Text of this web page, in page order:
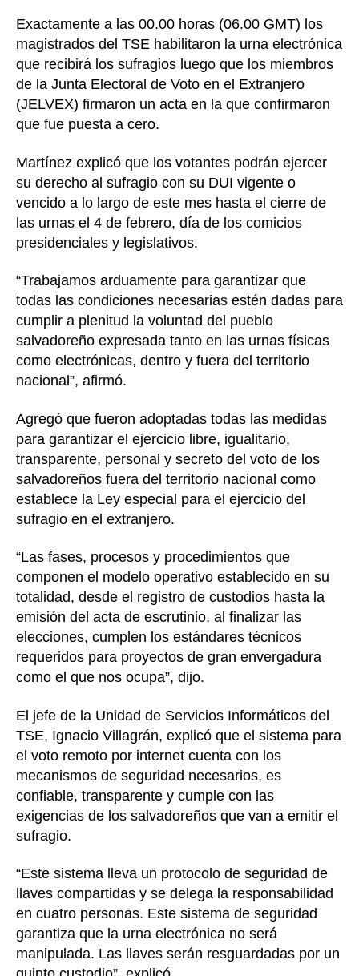
Exactamente a las 00.00 horas (06.00 GMT) los
magistrados del TSE habilitaron la urna electrónica
que recibirá los sufragios luego que los miembros
de la Junta Electoral de Voto en el Extranjero
(JELVEX) firmaron un acta en la que confirmaron
que fue puesta a cero.
Martínez explicó que los votantes podrán ejercer
su derecho al sufragio con su DUI vigente o
vencido a lo largo de este mes hasta el cierre de
las urnas el 4 de febrero, día de los comicios
presidenciales y legislativos.
“Trabajamos arduamente para garantizar que
todas las condiciones necesarias estén dadas para
cumplir a plenitud la voluntad del pueblo
salvadoreño expresada tanto en las urnas físicas
como electrónicas, dentro y fuera del territorio
nacional”, afirmó.
Agregó que fueron adoptadas todas las medidas
para garantizar el ejercicio libre, igualitario,
transparente, personal y secreto del voto de los
salvadoreños fuera del territorio nacional como
establece la Ley especial para el ejercicio del
sufragio en el extranjero.
“Las fases, procesos y procedimientos que
componen el modelo operativo establecido en su
totalidad, desde el registro de custodios hasta la
emisión del acta de escrutinio, al finalizar las
elecciones, cumplen los estándares técnicos
requeridos para proyectos de gran envergadura
como el que nos ocupa”, dijo.
El jefe de la Unidad de Servicios Informáticos del
TSE, Ignacio Villagrán, explicó que el sistema para
el voto remoto por internet cuenta con los
mecanismos de seguridad necesarios, es
confiable, transparente y cumple con las
exigencias de los salvadoreños que van a emitir el
sufragio.
“Este sistema lleva un protocolo de seguridad de
llaves compartidas y se delega la responsabilidad
en cuatro personas. Este sistema de seguridad
garantiza que la urna electrónica no será
manipulada. Las llaves serán resguardadas por un